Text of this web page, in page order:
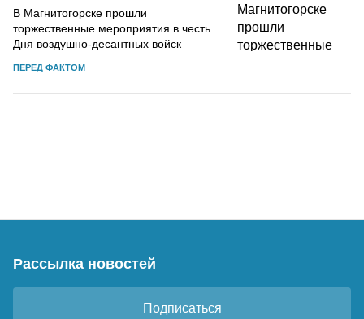
В Магнитогорске прошли
торжественные мероприятия в честь
Дня воздушно-десантных войск
ПЕРЕД ФАКТОМ
Рассылка новостей
Подписаться